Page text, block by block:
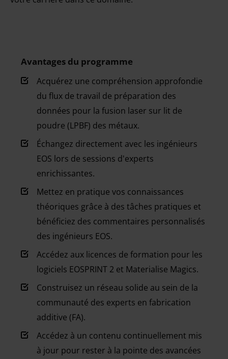
Avantages du programme
Acquérez une compréhension approfondie
du flux de travail de préparation des
données pour la fusion laser sur lit de
poudre (LPBF) des métaux.
Échangez directement avec les ingénieurs
EOS lors de sessions d'experts
enrichissantes.
Mettez en pratique vos connaissances
théoriques grâce à des tâches pratiques et
bénéficiez des commentaires personnalisés
des ingénieurs EOS.
Accédez aux licences de formation pour les
logiciels EOSPRINT 2 et Materialise Magics.
Construisez un réseau solide au sein de la
communauté des experts en fabrication
additive (FA).
Accédez à un contenu continuellement mis
à jour pour rester à la pointe des avancées